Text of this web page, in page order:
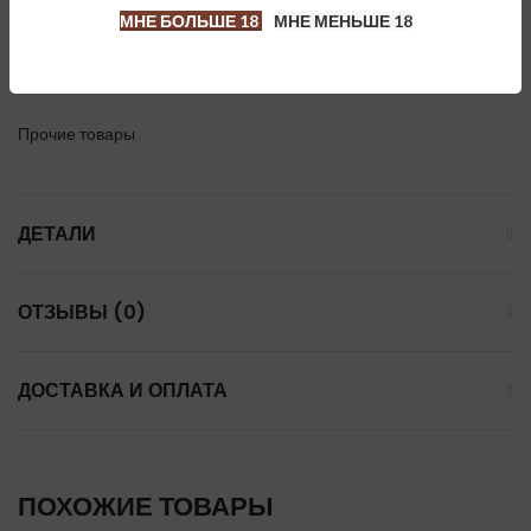
МНЕ БОЛЬШЕ 18 МНЕ МЕНЬШЕ 18
машинки, которая делает это за пару движений или нажатий
Прочие товары
ДЕТАЛИ
ОТЗЫВЫ (0)
ДОСТАВКА И ОПЛАТА
ПОХОЖИЕ ТОВАРЫ